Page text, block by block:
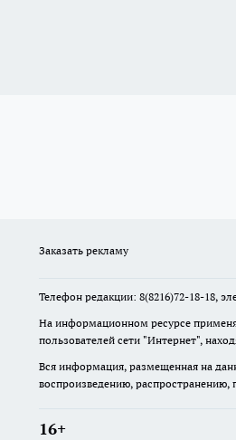
Заказать рекламу
Телефон редакции: 8(8216)72-18-18,
На информационном ресурсе
пользователей сети "Интернет",
Вся информация, размещенная на
воспроизведению, распространению,
16+